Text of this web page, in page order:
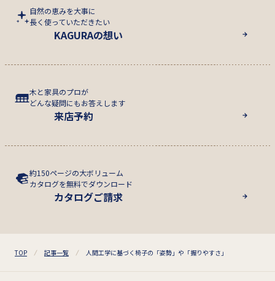
自然の恵みを大事に
長く使っていただきたい
KAGURAの想い
木と家具のプロが
どんな疑問にもお答えします
来店予約
約150ページの大ボリューム
カタログを無料でダウンロード
カタログご請求
TOP 記事一覧 人間工学に基づく椅子の「姿勢」や「握りやすさ」